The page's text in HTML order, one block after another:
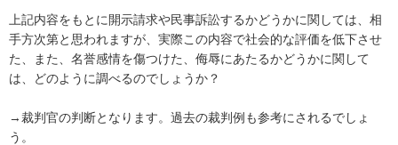
上記内容をもとに開示請求や民事訴訟するかどうかに関しては、相
手方次第と思われますが、実際この内容で社会的な評価を低下させ
た、また、名誉感情を傷つけた、侮辱にあたるかどうかに関して
は、どのように調べるのでしょうか？
→裁判官の判断となります。過去の裁判例も参考にされるでしょ
う。